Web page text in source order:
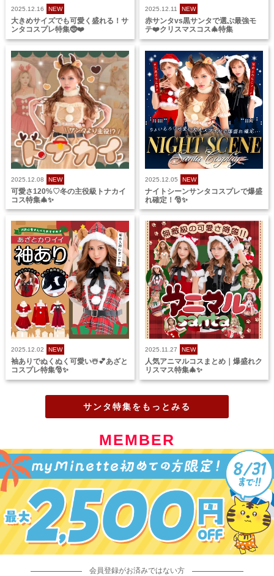
2025.12.16 NEW
大きめサイズでも可愛く盛れる！サ
ンタコスプレ特集🤶❤️
2025.12.11 NEW
赤サンタvs黒サンタで選ぶ最強モ
テ❤️クリスマスコス🎄特集
2025.12.08 NEW
可愛さ120%♡冬の主役級トナカイ
コス特集🎄✨
2025.12.05 NEW
ナイトシーンサンタコスプレで爆盛
れ確定！🎅✨
2025.12.02 NEW
袖ありでぬくぬく可愛い☃️💕あざと
コスプレ特集🎅✨
2025.11.27 NEW
人気アニマルコスまとめ｜爆盛れク
リスマス特集🎄✨
サンタ特集をもっとみる
MEMBER
会員登録がお済みではない方